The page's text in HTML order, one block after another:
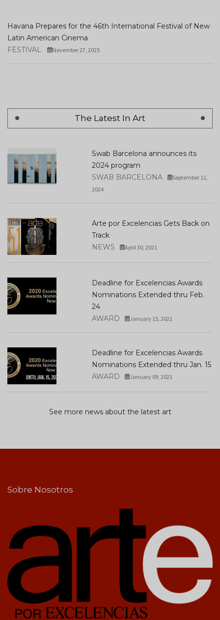
Havana Prepares for the 46th International Festival of New
Latin American Cinema
FESTIVAL
November 27, 2025
The Latest In Art
Swab Barcelona announces its
2024 program
SWAB BARCELONA
September 11,
2024
Arte por Excelencias Gets Back on
Track
NEWS
April 30, 2021
Deadline for Excelencias Awards
Nominations Extended thru Feb.
24
AWARD
January 15, 2021
Deadline for Excelencias Awards
Nominations Extended thru Jan. 15
AWARD
January 09, 2021
See more news about the latest art
Sobre Nosotros